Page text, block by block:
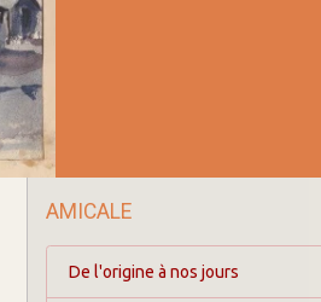
AMICALE
De l'origine à nos jours